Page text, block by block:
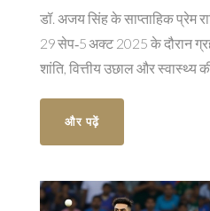
डॉ. अजय सिंह के साप्ताहिक प्रेम
29 सेप‑5 अक्ट 2025 के दौरान
शांति, वित्तीय उछाल और स्वास्थ्य
और पढ़ें